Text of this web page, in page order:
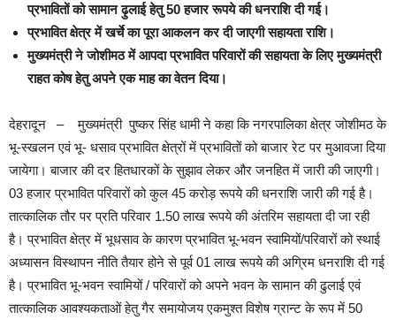
प्रभावितों को सामान ढ़ुलाई हेतु 50 हजार रूपये की धनराशि दी गई।
प्रभावित क्षेत्र में खर्चे का पूरा आकलन कर दी जाएगी सहायता राशि।
मुख्यमंत्री ने जोशीमठ में आपदा प्रभावित परिवारों की सहायता के लिए मुख्यमंत्री
राहत कोष हेतु अपने एक माह का वेतन दिया।
देहरादून – मुख्यमंत्री पुष्कर सिंह धामी ने कहा कि नगरपालिका क्षेत्र जोशीमठ के
भू-स्खलन एवं भू- धसाव प्रभावित क्षेत्रों में प्रभावितों को बाजार रेट पर मुआवजा दिया
जायेगा। बाजार की दर हितधारकों के सुझाव लेकर और जनहित में जारी की जाएगी।
03 हजार प्रभावित परिवारों को कुल 45 करोड़ रूपये की धनराशि जारी की गई है।
तात्कालिक तौर पर प्रति परिवार 1.50 लाख रूपये की अंतरिम सहायता दी जा रही
है। प्रभावित क्षेत्र में भूधसाव के कारण प्रभावित भू-भवन स्वामियों/परिवारों को स्थाई
अध्यासन विस्थापन नीति तैयार होने से पूर्व 01 लाख रूपये की अग्रिम धनराशि दी गई
है। प्रभावित भू-भवन स्वामियों / परिवारों को अपने भवन के सामान की ढुलाई एवं
तात्कालिक आवश्यकताओं हेतु गैर समायोजय एकमुश्त विशेष ग्रान्ट के रूप में 50